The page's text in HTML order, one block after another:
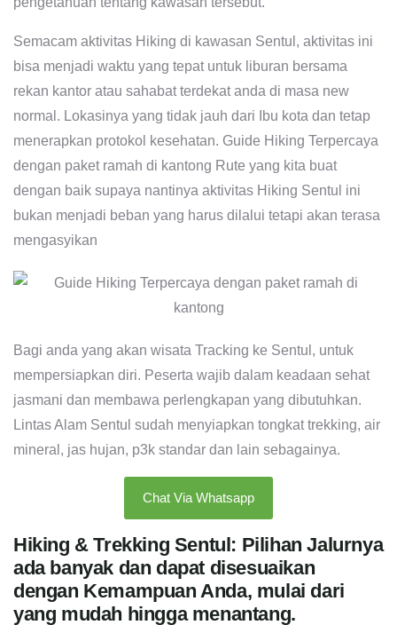
Semacam aktivitas Hiking di kawasan Sentul, aktivitas ini
bisa menjadi waktu yang tepat untuk liburan bersama
rekan kantor atau sahabat terdekat anda di masa new
normal. Lokasinya yang tidak jauh dari Ibu kota dan tetap
menerapkan protokol kesehatan. Guide Hiking Terpercaya
dengan paket ramah di kantong Rute yang kita buat
dengan baik supaya nantinya aktivitas Hiking Sentul ini
bukan menjadi beban yang harus dilalui tetapi akan terasa
mengasyikan
Bagi anda yang akan wisata Tracking ke Sentul, untuk
mempersiapkan diri. Peserta wajib dalam keadaan sehat
jasmani dan membawa perlengkapan yang dibutuhkan.
Lintas Alam Sentul sudah menyiapkan tongkat trekking, air
mineral, jas hujan, p3k standar dan lain sebagainya.
Chat Via Whatsapp
Hiking & Trekking Sentul: Pilihan Jalurnya
ada banyak dan dapat disesuaikan
dengan Kemampuan Anda, mulai dari
yang mudah hingga menantang.